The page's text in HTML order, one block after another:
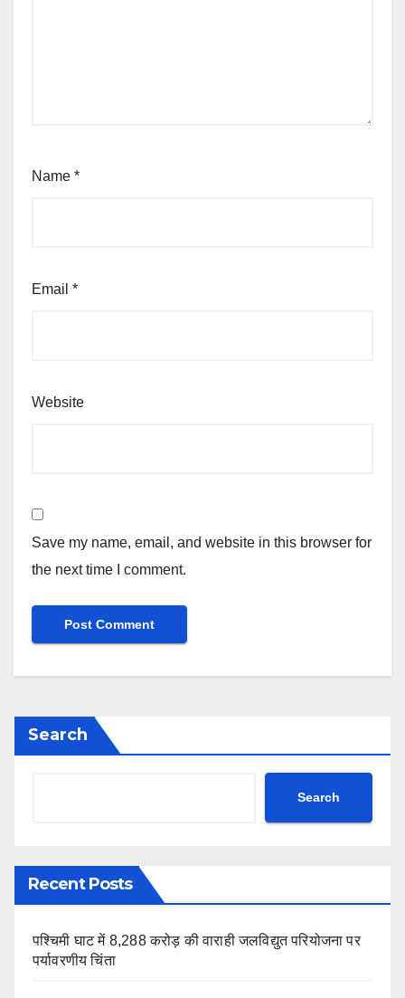
Name *
Email *
Website
Save my name, email, and website in this browser for
the next time I comment.
Search
Search
Recent Posts
पश्चिमी घाट में 8,288 करोड़ की वाराही जलविद्युत परियोजना पर
पर्यावरणीय चिंता